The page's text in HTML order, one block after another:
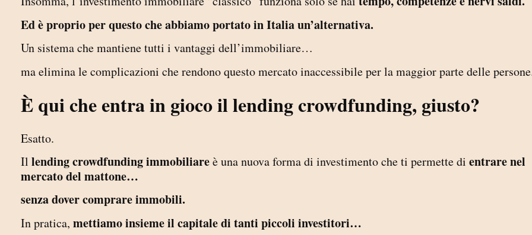
Ed è proprio per questo che abbiamo portato in Italia un’alternativa.
Un sistema che mantiene tutti i vantaggi dell’immobiliare…
ma elimina le complicazioni che rendono questo mercato inaccessibile per la maggior parte delle
È qui che entra in gioco il lending crowdfunding, giusto?
Esatto.
Il lending crowdfunding immobiliareè una nuova forma di investimento che ti permette di entrare nel
mercato del mattone…
senza dover comprare immobili.
In pratica, mettiamo insieme il capitale di tanti piccoli investitori…